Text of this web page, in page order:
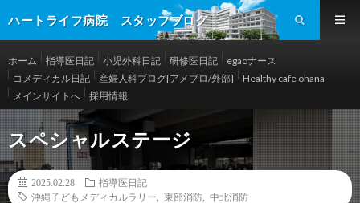
ハートライフ病院 スタッフブログ
ホーム 指導医日記 小児外科日記 研修医日記
egaoナース
コメディカル日記
産婦人科ブログ[アメブロ/外部]
Healthy cafe ohana
メインサイトへ
採用情報
スペシャルステージ
2025.02.28
指導医日記
沖縄子どもメディカルラリー
東部消防 中北消防